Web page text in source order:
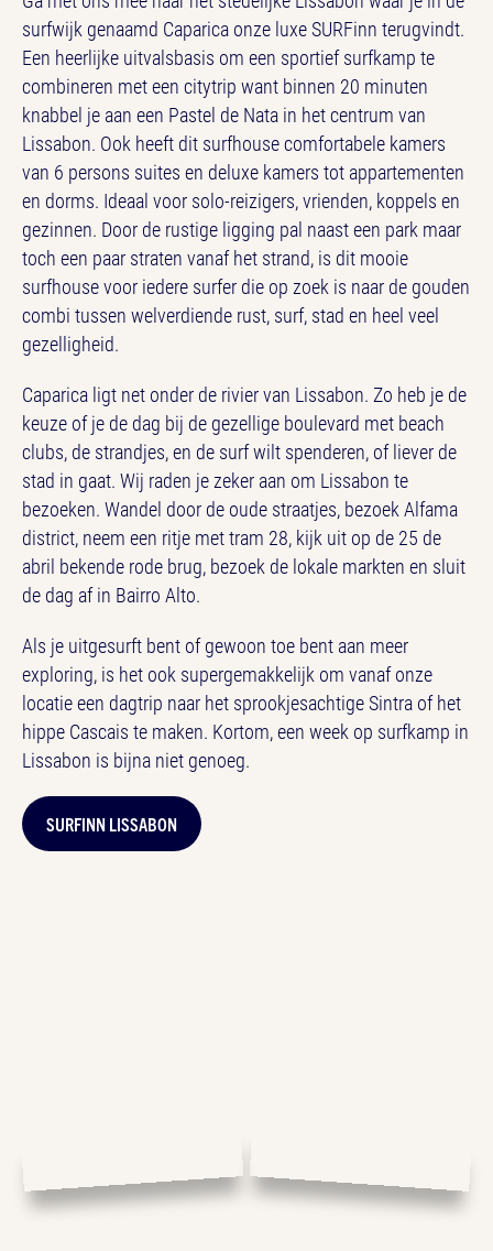
surfwijk genaamd Caparica onze luxe SURFinn terugvindt.
Een heerlijke uitvalsbasis om een sportief surfkamp te
combineren met een citytrip want binnen 20 minuten
knabbel je aan een Pastel de Nata in het centrum van
Lissabon. Ook heeft dit surfhouse comfortabele kamers
van 6 persons suites en deluxe kamers tot appartementen
en dorms. Ideaal voor solo-reizigers, vrienden, koppels en
gezinnen. Door de rustige ligging pal naast een park maar
toch een paar straten vanaf het strand, is dit mooie
surfhouse voor iedere surfer die op zoek is naar de gouden
combi tussen welverdiende rust, surf, stad en heel veel
gezelligheid.
Caparica ligt net onder de rivier van Lissabon. Zo heb je de
keuze of je de dag bij de gezellige boulevard met beach
clubs, de strandjes, en de surf wilt spenderen, of liever de
stad in gaat. Wij raden je zeker aan om Lissabon te
bezoeken. Wandel door de oude straatjes, bezoek Alfama
district, neem een ritje met tram 28, kijk uit op de 25 de
abril bekende rode brug, bezoek de lokale markten en sluit
de dag af in Bairro Alto.
Als je uitgesurft bent of gewoon toe bent aan meer
exploring, is het ook supergemakkelijk om vanaf onze
locatie een dagtrip naar het sprookjesachtige Sintra of het
hippe Cascais te maken. Kortom, een week op surfkamp in
Lissabon is bijna niet genoeg.
SURFINN LISSABON